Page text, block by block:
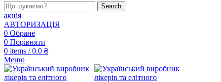
Search
акція
АВТОРИЗАЦІЯ
0 Обране
0 Порівняти
0 items / 0.0 ₴
Меню